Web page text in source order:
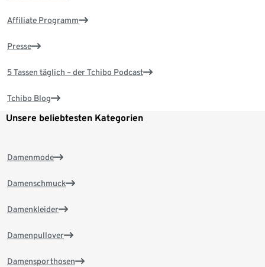
Affiliate Programm
Presse
5 Tassen täglich – der Tchibo Podcast
Tchibo Blog
Unsere beliebtesten Kategorien
Damenmode
Damenschmuck
Damenkleider
Damenpullover
Damensporthosen